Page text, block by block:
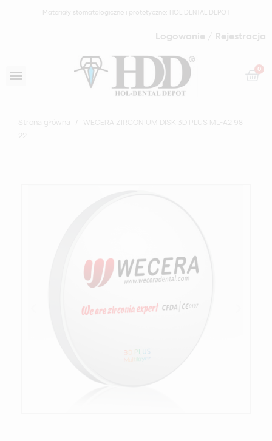
Materiały stomatologiczne i protetyczne: HOL DENTAL DEPOT
Logowanie / Rejestracja
Strona główna
WECERA ZIRCONIUM DISK 3D PLUS ML-A2 98-
22